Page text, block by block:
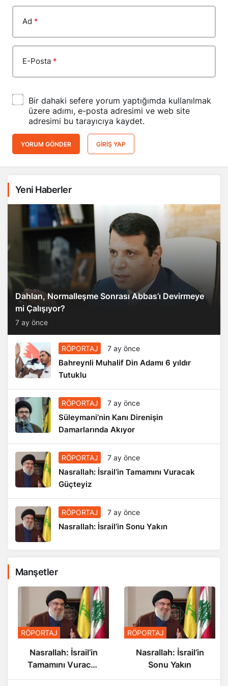
Ad *
E-Posta *
Bir dahaki sefere yorum yaptığımda kullanılmak
üzere adımı, e-posta adresimi ve web site
adresimi bu tarayıcıya kaydet.
YORUM GÖNDER GIRIŞ YAP
Yeni Haberler
Dahlan, Normalleşme Sonrası Abbas’ı Devirmeye
mi Çalışıyor?
7 ay önce
RÖPORTAJ 7 ay önce
Bahreynli Muhalif Din Adamı 6 yıldır
Tutuklu
RÖPORTAJ 7 ay önce
Süleymani’nin Kanı Direnişin
Damarlarında Akıyor
RÖPORTAJ 7 ay önce
Nasrallah: İsrail’in Tamamını Vuracak
Güçteyiz
RÖPORTAJ 7 ay önce
Nasrallah: İsrail’in Sonu Yakın
Manşetler
RÖPORTAJ
Nasrallah: İsrail’in
Tamamını Vuracak
RÖPORTAJ
Nasrallah: İsrail’in
Sonu Yakın